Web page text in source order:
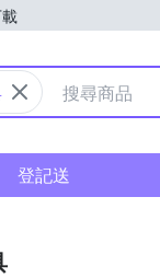
中心
登記送